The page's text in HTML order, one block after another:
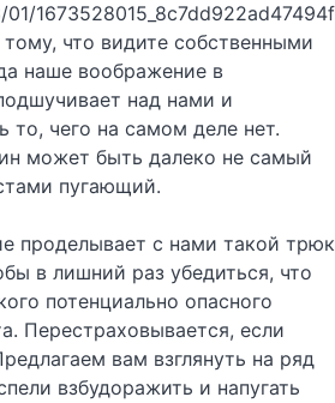
что видите собственными
наше воображение в
над нами и
то, чего на самом деле нет.
может быть далеко не самый
пугающий.
проделывает с нами такой трюк
в лишний раз убедиться, что
потенциально опасного
Перестраховывается, если
вам взглянуть на ряд
взбудоражить и напугать